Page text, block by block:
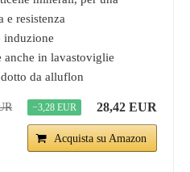
e resistenza
induzione
anche in lavastoviglie
da alluflon
−3,28 EUR 28,42 EUR
Acquista su Amazon